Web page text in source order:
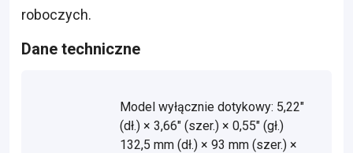
roboczych.
Dane techniczne
Model wyłącznie dotykowy: 5,22"
(dł.) × 3,66" (szer.) × 0,55" (gł.)
132,5 mm (dł.) × 93 mm (szer.) ×